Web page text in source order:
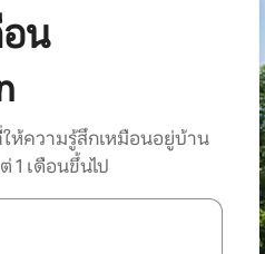
น
ห้ความรู้สึกเหมือนอยู่บ้าน
1 เดือนขึ้นไป
รสัมผัสหรือปัด เพื่อสำรวจผลการค้นหา